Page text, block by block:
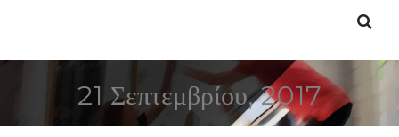
21 Σεπτεμβρίου, 2017